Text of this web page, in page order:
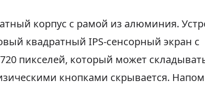
корпус с рамой из алюминия.
квадратный IPS-сенсорный экран с
пикселей, который может
кнопками скрывается.